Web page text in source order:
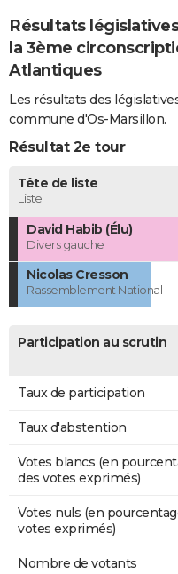
Bricolage
Lifestyle
Culture
Sport
Auto
Television
Voyage
Cinema
Résultats
la 3ème
Atlantiques
Les résultats des
commune d'Os-Marsillon.
Résultat 2e tour
Tête de liste
Liste
David Habib (Élu)
Divers gauche
Nicolas Cresson
Rassemblement National
Participation au scrutin
Taux de participation
Taux d'abstention
Votes blancs (en
des votes exprimés)
Votes nuls (en
votes exprimés)
Nombre de votants